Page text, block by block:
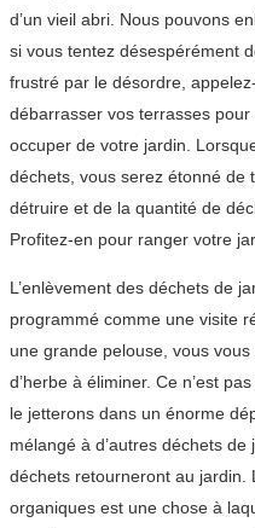
d’un vieil abri. Nous pouvons
si vous tentez désespérément
frustré par le désordre,
débarrasser vos terrasses
occuper de votre jardin.
déchets, vous serez étonné de
détruire et de la quantité de
Profitez-en pour ranger votre
L’enlèvement des déchets de
programmé comme une visite
une grande pelouse, vous
d’herbe à éliminer. Ce n’est
le jetterons dans un énorme
mélangé à d’autres déchets
déchets retourneront au jardin.
organiques est une chose à